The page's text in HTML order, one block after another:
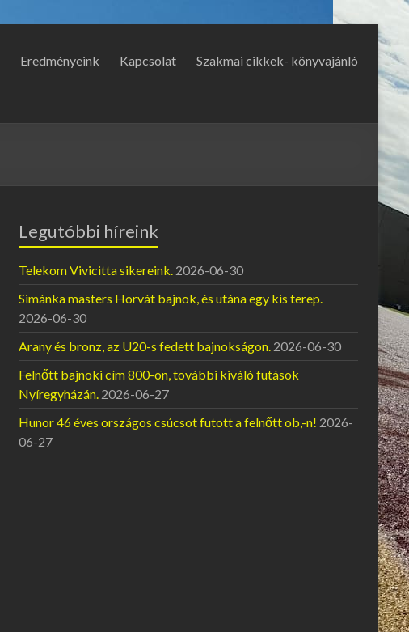
Eredményeink Kapcsolat Szakmai cikkek- könyvajánló
Legutóbbi híreink
Telekom Vivicitta sikereink. 2026-06-30
Simánka masters Horvát bajnok, és utána egy kis terep.
2026-06-30
Arany és bronz, az U20-s fedett bajnokságon. 2026-06-30
Felnőtt bajnoki cím 800-on, további kiváló futások
Nyíregyházán. 2026-06-27
Hunor 46 éves országos csúcsot futott a felnőtt ob,-n! 2026-
06-27